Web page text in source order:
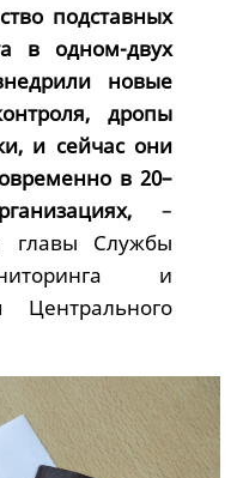
подставных
в одном-двух
новые
дропы
и сейчас они
в 20–
–
главы Службы
и
Центрального